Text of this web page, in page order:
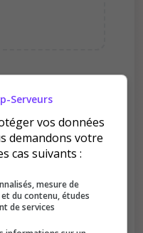
PS5 ?
Serveurs
vos données
demandons votre
cas suivants :
mesure de
du contenu, études
de services